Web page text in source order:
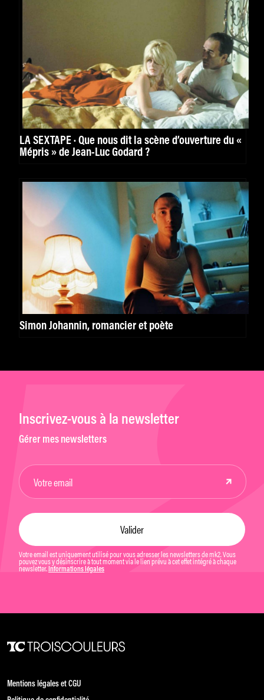
LA SEXTAPE · Que nous dit la scène d’ouverture du «
Mépris » de Jean-Luc Godard ?
Simon Johannin, romancier et poète
Inscrivez-vous à la newsletter
Gérer mes newsletters
Votre email est uniquement utilisé pour vous adresser les newsletters de mk2. Vous
pouvez vous y désinscrire à tout moment via le lien prévu à cet effet intégré à chaque
newsletter. Informations légales
Mentions légales et CGU